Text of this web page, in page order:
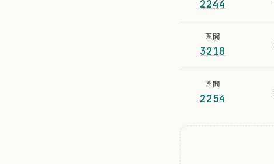
2244
區間
3218
區間
2254